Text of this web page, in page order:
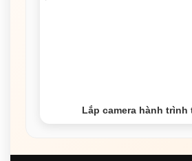
Lắp camera hành trình